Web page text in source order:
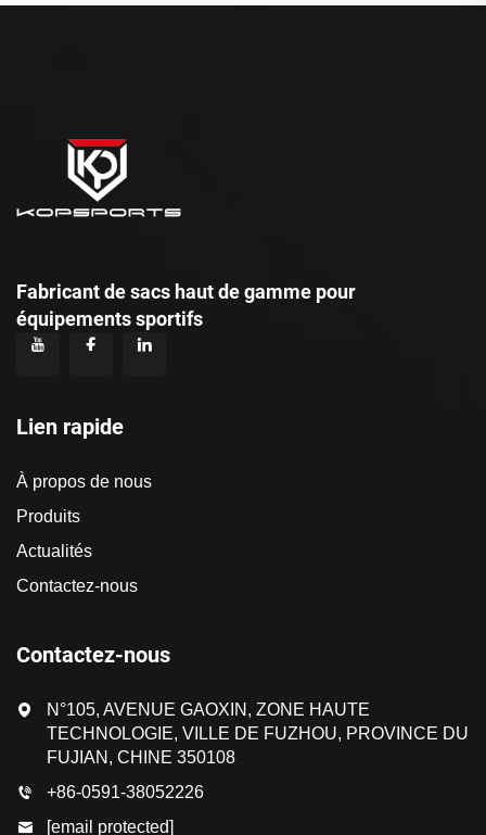
Fabricant de sacs haut de gamme pour
équipements sportifs
Lien rapide
À propos de nous
Produits
Actualités
Contactez-nous
Contactez-nous
N°105, AVENUE GAOXIN, ZONE HAUTE
TECHNOLOGIE, VILLE DE FUZHOU, PROVINCE DU
FUJIAN, CHINE 350108
+86-0591-38052226
[email protected]